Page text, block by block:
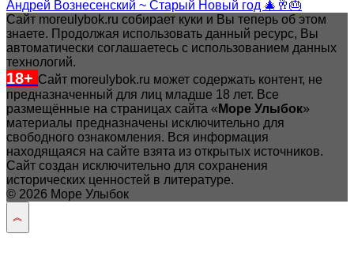
Андрей Вознесенский ~ Старый Новый год 🎄🥂🎂
Сайт moreulybok.ru собирает куки и Вы теперь об этом
знаете. Продолжая использовать данный ресурс, Вы
автоматически соглашаетесь с использованием данных
технологий.
18+ Сайт moreulybok.ru может содержать контент, не
предназначенный для лиц младше 18 лет. Все
размещённые на страницах сайта « Море Улыбок»
материалы предназначены исключительно для
свободного ознакомления. Вся информация
находящаяся на сайте взята из открытых источников.
Сайт создан исключительно для сохранения
исторических ценностей в литературе.
© 2026 Море Улыбок